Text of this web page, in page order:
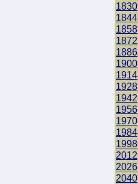
1830
1844
1858
1872
1886
1900
1914
1928
1942
1956
1970
1984
1998
2012
2026
2040